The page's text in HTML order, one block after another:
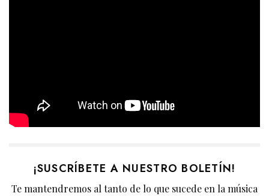
¡SUSCRÍBETE A NUESTRO BOLETÍN!
Te mantendremos al tanto de lo que sucede en la música